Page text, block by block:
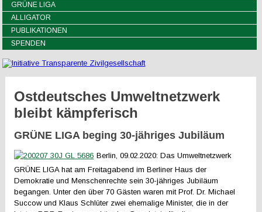
GRÜNE LIGA
ALLIGATOR
PUBLIKATIONEN
SPENDEN
Ostdeutsches Umweltnetzwerk
bleibt kämpferisch
GRÜNE LIGA beging 30-jähriges Jubiläum
Berlin, 09.02.2020: Das Umweltnetzwerk
GRÜNE LIGA hat am Freitagabend im Berliner Haus der
Demokratie und Menschenrechte sein 30-jähriges Jubiläum
begangen. Unter den über 70 Gästen waren mit Prof. Dr. Michael
Succow und Klaus Schlüter zwei ehemalige Minister, die in der